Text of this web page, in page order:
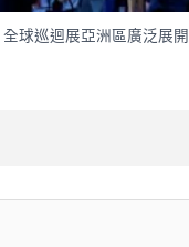
球巡迴展亞洲區廣泛展開